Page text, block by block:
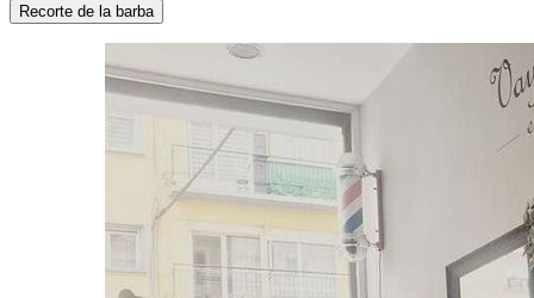
Recorte de la barba